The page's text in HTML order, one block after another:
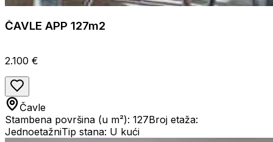
ČAVLE APP 127m2
2.100 €
Čavle
Stambena površina (u m²): 127Broj etaža:
JednoetažniTip stana: U kući